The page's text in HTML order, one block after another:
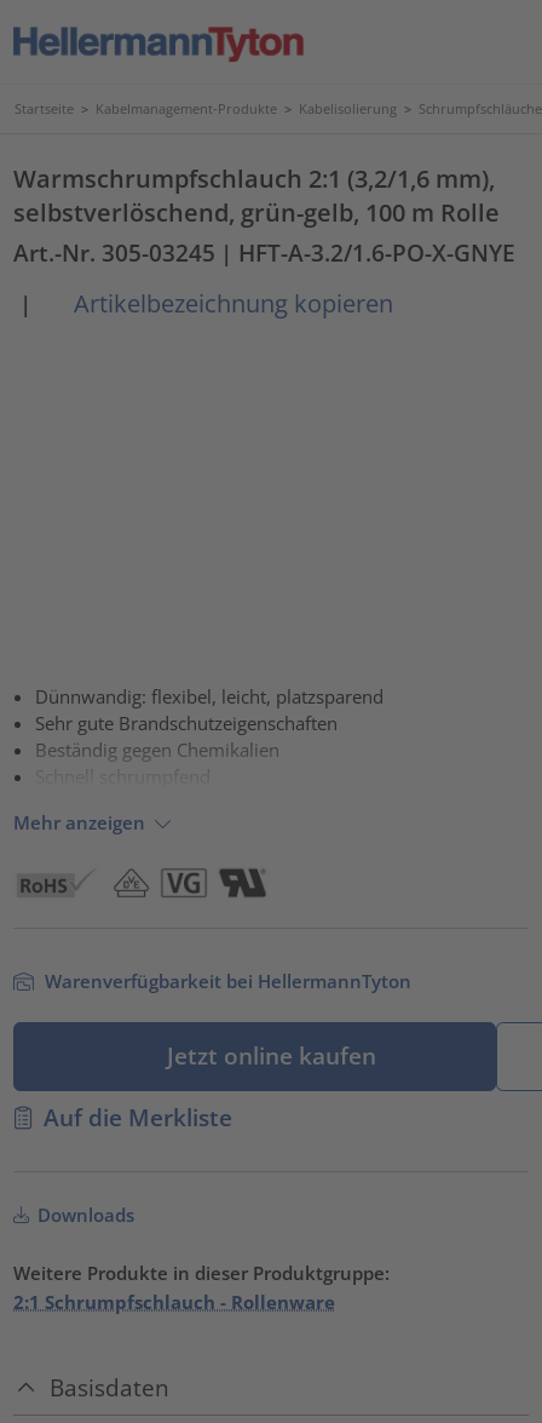
Startseite > Kabelmanagement-Produkte > Kabelisolierung > Schrumpfschläuche
Warmschrumpfschlauch 2:1 (3,2/1,6 mm),
selbstverlöschend, grün-gelb, 100 m Rolle
Art.-Nr. 305-03245 | HFT-A-3.2/1.6-PO-X-GNYE
|
Artikelbezeichnung kopieren
Dünnwandig: flexibel, leicht, platzsparend
Sehr gute Brandschutzeigenschaften
Beständig gegen Chemikalien
Schnell schrumpfend
Mehr anzeigen
Warenverfügbarkeit bei HellermannTyton
Jetzt online kaufen
Auf die Merkliste
Downloads
Weitere Produkte in dieser Produktgruppe:
2:1 Schrumpfschlauch - Rollenware
Basisdaten